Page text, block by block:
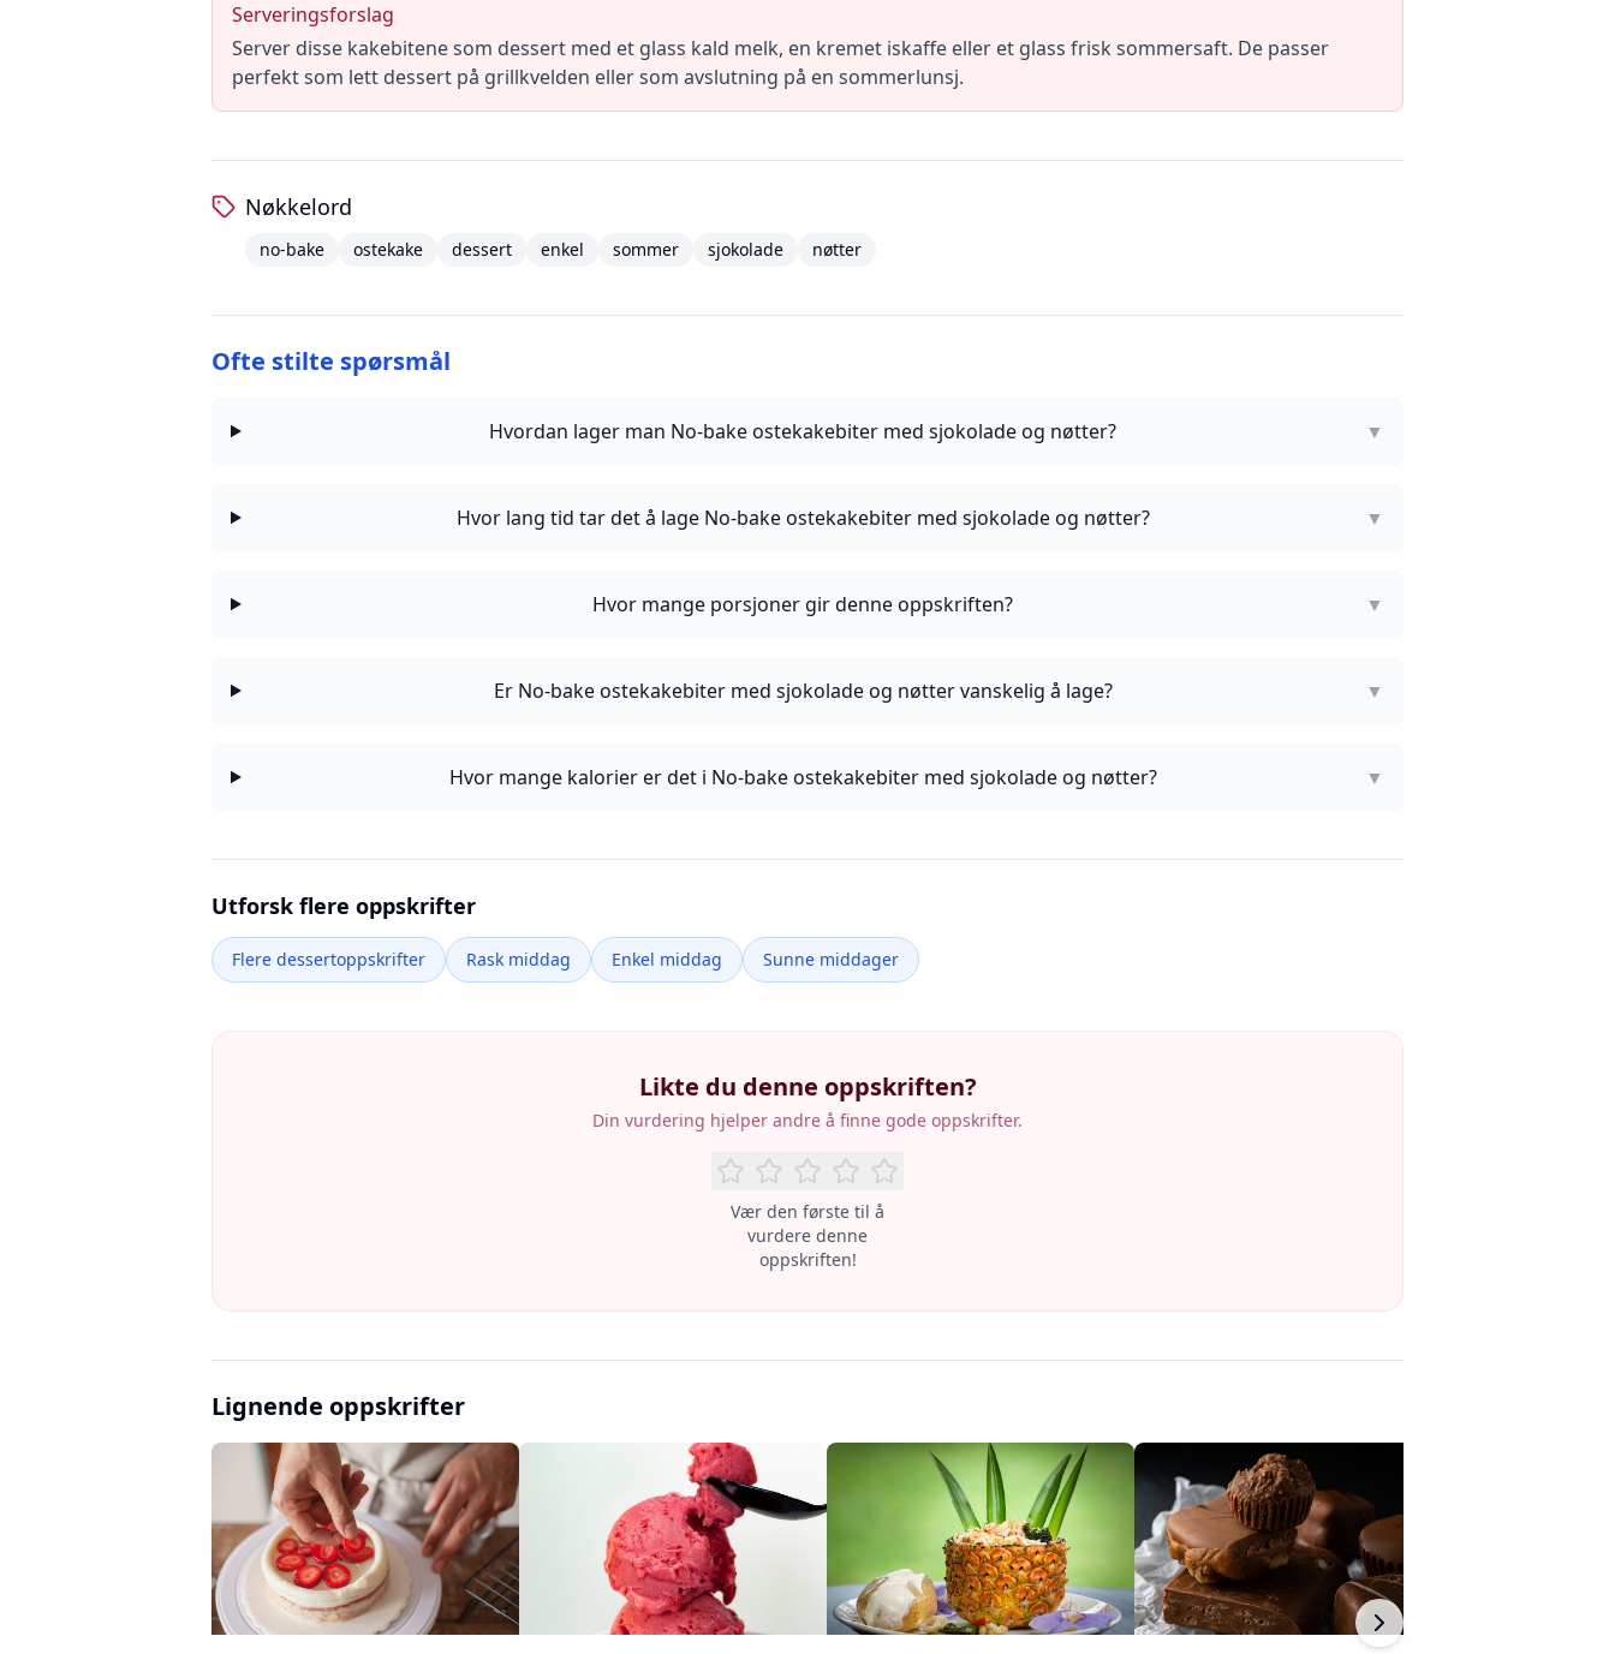
Serveringsforslag
Server disse kakebitene som dessert med et glass kald melk, en kremet iskaffe eller et glass frisk sommersaft. De passer
perfekt som lett dessert på grillkvelden eller som avslutning på en sommerlunsj.
Nøkkelord
no-bake ostekake dessert enkel sommer sjokolade nøtter
Ofte stilte spørsmål
Hvordan lager man No-bake ostekakebiter med sjokolade og nøtter? ▼
Hvor lang tid tar det å lage No-bake ostekakebiter med sjokolade og nøtter? ▼
Hvor mange porsjoner gir denne oppskriften? ▼
Er No-bake ostekakebiter med sjokolade og nøtter vanskelig å lage? ▼
Hvor mange kalorier er det i No-bake ostekakebiter med sjokolade og nøtter? ▼
Utforsk flere oppskrifter
Flere dessertoppskrifter Rask middag Enkel middag Sunne middager
Likte du denne oppskriften?
Din vurdering hjelper andre å finne gode oppskrifter.
Vær den første til å
vurdere denne
oppskriften!
Lignende oppskrifter